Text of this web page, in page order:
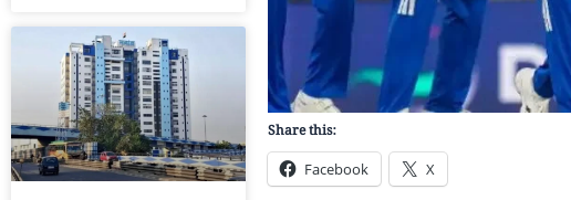
Share this:
Facebook X